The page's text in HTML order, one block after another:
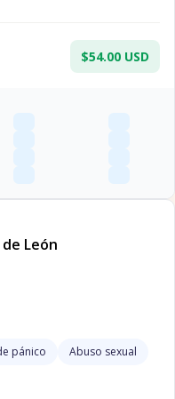
$54.00 USD
León
pánico
Abuso sexual